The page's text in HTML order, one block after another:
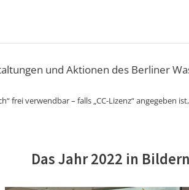
und Aktionen des Berliner
frei verwendbar – falls „CC-Lizenz“ angegeben
Das Jahr 2022 in Bildern